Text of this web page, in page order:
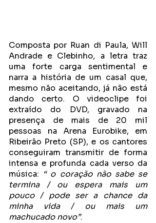
Composta por Ruan di Paula, Will
Andrade e Clebinho, a letra traz
uma forte carga sentimental e
narra a história de um casal que,
mesmo não aceitando, já não está
dando certo. O videoclipe foi
extraído do DVD, gravado na
presença de mais de 20 mil
pessoas na Arena Eurobike, em
Ribeirão Preto (SP), e os cantores
conseguiram transmitir de forma
intensa e profunda cada verso da
música: “ o coração não sabe se
termina / ou espera mais um
pouco / pode ser a chance da
minha vida / ou mais um
machucado novo”.